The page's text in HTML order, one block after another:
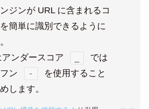
ジンが URL に含まれるコ
簡単に識別できるように
ンダースコア
では
ン
-
を使用すること
します。